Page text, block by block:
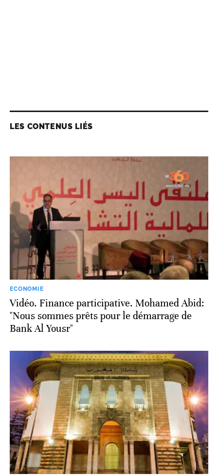
LES CONTENUS LIÉS
ECONOMIE
Vidéo. Finance participative. Mohamed Abid:
"Nous sommes prêts pour le démarrage de
Bank Al Yousr"